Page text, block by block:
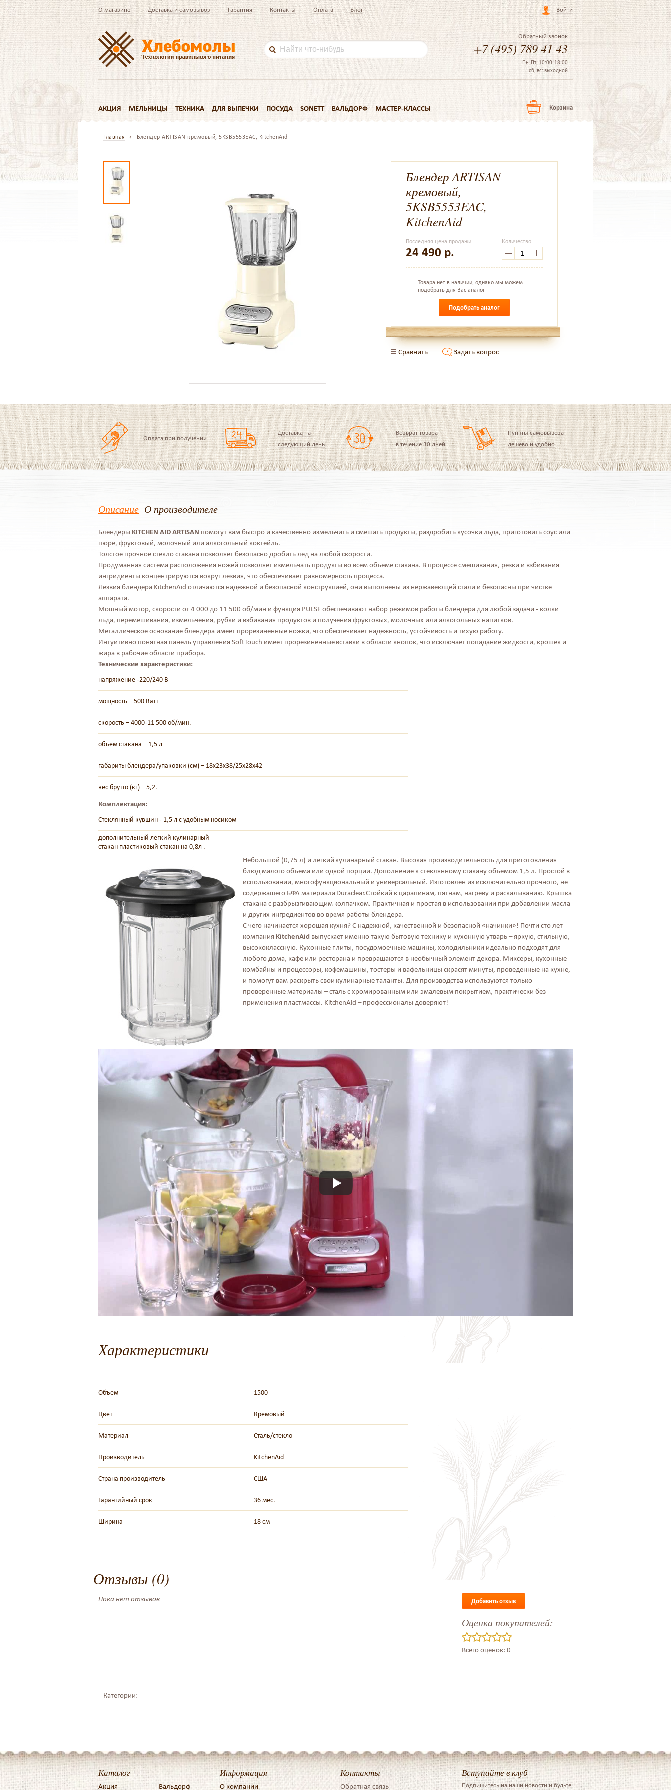
О магазине Доставка и самовывоз Гарантия Контакты Оплата Блог Войти
Обратный звонок
+7 (495) 789 41 43
Пн-Пт: 10:00-18:00
сб, вс: выходной
АКЦИЯ МЕЛЬНИЦЫ ТЕХНИКА ДЛЯ ВЫПЕЧКИ ПОСУДА SONETT ВАЛЬДОРФ МАСТЕР-КЛАССЫ Корзина
Главная Блендер ARTISAN кремовый, 5KSB5553EAC, KitchenAid
Блендер ARTISAN
кремовый,
5KSB5553EAC,
KitchenAid
Последняя цена продажи
24 490 р.
Количество
Товара нет в наличии, однако мы можем
подобрать для Вас аналог
Подобрать аналог
Сравнить Задать вопрос
Оплата при получении
Доставка на
следующий день
Возврат товара
в течение 30 дней
Пункты самовывоза —
дешево и удобно
Описание О производителе
Блендеры KITCHEN AID ARTISAN помогут вам быстро и качественно измельчить и смешать продукты, раздробить кусочки льда, приготовить соус или
пюре, фруктовый, молочный или алкогольный коктейль.
Толстое прочное стекло стакана позволяет безопасно дробить лед на любой скорости.
Продуманная система расположения ножей позволяет измельчать продукты во всем объеме стакана. В процессе смешивания, резки и взбивания
ингридиенты концентрируются вокруг лезвия, что обеспечивает равномерность процесса.
Лезвия блендера KitchenAid отличаются надежной и безопасной конструкцией, они выполнены из нержавеющей стали и безопасны при чистке
аппарата.
Мощный мотор, скорости от 4 000 до 11 500 об/мин и функция PULSE обеспечивают набор режимов работы блендера для любой задачи - колки
льда, перемешивания, измельчения, рубки и взбивания продуктов и получения фруктовых, молочных или алкогольных напитков.
Металлическое основание блендера имеет прорезиненные ножки, что обеспечивает надежность, устойчивость и тихую работу.
Интуитивно понятная панель управления SoftTouch имеет прорезиненные вставки в области кнопок, что исключает попадание жидкости, крошек и
жира в рабочие области прибора.
Технические характеристики:
напряжение -220/240 В
мощность – 500 Ватт
скорость – 4000-11 500 об/мин.
объем стакана – 1,5 л
габариты блендера/упаковки (см) – 18х23х38/25х28х42
вес брутто (кг) – 5,2.
Комплектация:
Стеклянный кувшин - 1,5 л с удобным носиком
дополнительный легкий кулинарный
стакан пластиковый стакан на 0,8л .
Небольшой (0,75 л) и легкий кулинарный стакан. Высокая производительность для приготовления
блюд малого объема или одной порции. Дополнение к стеклянному стакану объемом 1,5 л. Простой в
использовании, многофункциональный и универсальный. Изготовлен из исключительно прочного, не
содержащего БФА материала Duraclear.Стойкий к царапинам, пятнам, нагреву и раскалыванию. Крышка
стакана с разбрызгивающим колпачком. Практичная и простая в использовании при добавлении масла
и других ингредиентов во время работы блендера.
С чего начинается хорошая кухня? С надежной, качественной и безопасной «начинки»! Почти сто лет
компания KitchenAid выпускает именно такую бытовую технику и кухонную утварь – яркую, стильную,
высококлассную. Кухонные плиты, посудомоечные машины, холодильники идеально подходят для
любого дома, кафе или ресторана и превращаются в необычный элемент декора. Миксеры, кухонные
комбайны и процессоры, кофемашины, тостеры и вафельницы скрасят минуты, проведенные на кухне,
и помогут вам раскрыть свои кулинарные таланты. Для производства используются только
проверенные материалы – сталь с хромированным или эмалевым покрытием, практически без
применения пластмассы. KitchenAid – профессионалы доверяют!
Характеристики
Объем 1500
Цвет Кремовый
Материал Сталь/стекло
Производитель KitchenAid
Страна производитель США
Гарантийный срок 36 мес.
Ширина 18 см
Отзывы (0)
Пока нет отзывов Добавить отзыв
Оценка покупателей:
Всего оценок: 0
Категории:
Каталог
Акция Вальдорф
Информация
О компании
Контакты
Обратная связь
Вступайте в клуб
Подпишитесь на наши новости и будьте